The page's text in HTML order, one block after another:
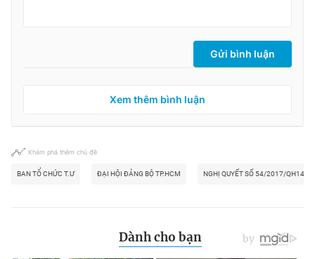
Gửi bình luận
Xem thêm bình luận
Khám phá thêm chủ đề
BAN TỔ CHỨC T.Ư ĐẠI HỘI ĐẢNG BỘ TP.HCM NGHỊ QUYẾT SỐ 54/2017/QH14